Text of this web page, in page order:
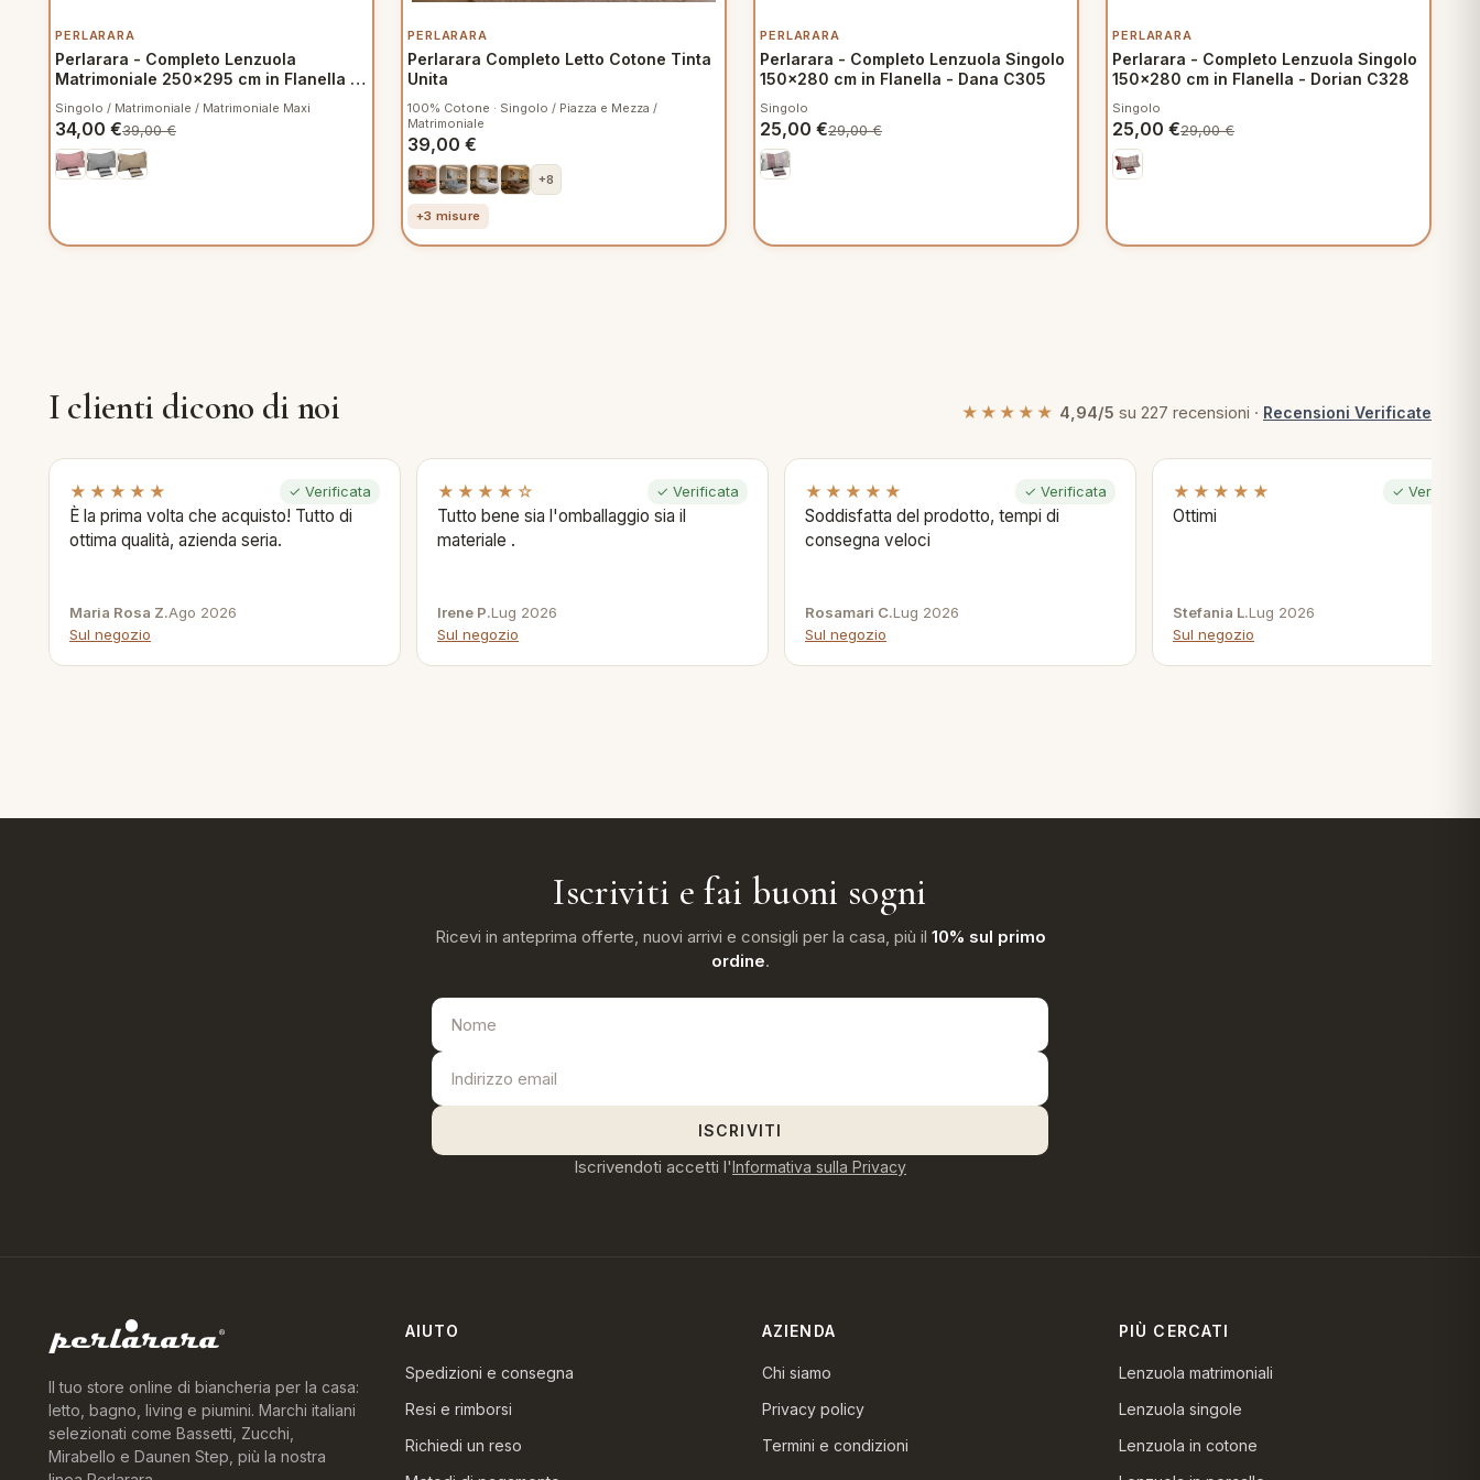
PERLARARA
Perlarara - Completo Lenzuola
Matrimoniale 250x295 cm in Flanella -
Crono V905 Rosa
Singolo / Matrimoniale / Matrimoniale Maxi
34,00 €39,00€
PERLARARA
Perlarara Completo Letto Cotone Tinta
Unita
100% Cotone · Singolo / Piazza e Mezza /
Matrimoniale
39,00 €
+8
+3 misure
PERLARARA
Perlarara - Completo Lenzuola Singolo
150x280 cm in Flanella - Dana C305
Singolo
25,00 €29,00€
PERLARARA
Perlarara - Completo Lenzuola Singolo
150x280 cm in Flanella - Dorian C328
Singolo
25,00 €29,00€
I clienti dicono di noi ★★★★★ 4,94/5 su 227 recensioni · Recensioni Verificate
★★★★★ ✓ Verificata
È la prima volta che acquisto! Tutto di
ottima qualità, azienda seria.
Maria Rosa Z.Ago 2026
Sul negozio
★★★★☆ ✓ Verificata
Tutto bene sia l'omballaggio sia il
materiale .
Irene P.Lug 2026
Sul negozio
★★★★★ ✓ Verificata
Soddisfatta del prodotto, tempi di
consegna veloci
Rosamari C.Lug 2026
Sul negozio
★★★★★ ✓ Verificata
Ottimi
Stefania L.Lug 2026
Sul negozio
Iscriviti e fai buoni sogni
Ricevi in anteprima offerte, nuovi arrivi e consigli per la casa, più il 10% sul primo
ordine.
ISCRIVITI
Iscrivendoti accetti l'Informativa sulla Privacy
Il tuo store online di biancheria per la casa:
letto, bagno, living e piumini. Marchi italiani
selezionati come Bassetti, Zucchi,
Mirabello e Daunen Step, più la nostra
AIUTO
Spedizioni e consegna
Resi e rimborsi
Richiedi un reso
AZIENDA
Chi siamo
Privacy policy
Termini e condizioni
PIÙ CERCATI
Lenzuola matrimoniali
Lenzuola singole
Lenzuola in cotone